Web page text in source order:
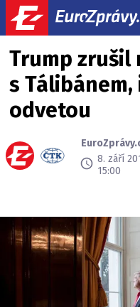
Trump zrušil
s
odvetou
8. září
15:00